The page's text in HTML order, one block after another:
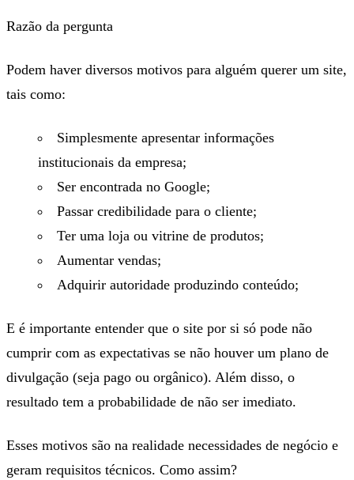
Razão da pergunta
Podem haver diversos motivos para alguém querer um site,
tais como:
Simplesmente apresentar informações
institucionais da empresa;
Ser encontrada no Google;
Passar credibilidade para o cliente;
Ter uma loja ou vitrine de produtos;
Aumentar vendas;
Adquirir autoridade produzindo conteúdo;
E é importante entender que o site por si só pode não
cumprir com as expectativas se não houver um plano de
divulgação (seja pago ou orgânico). Além disso, o
resultado tem a probabilidade de não ser imediato.
Esses motivos são na realidade necessidades de negócio e
geram requisitos técnicos. Como assim?